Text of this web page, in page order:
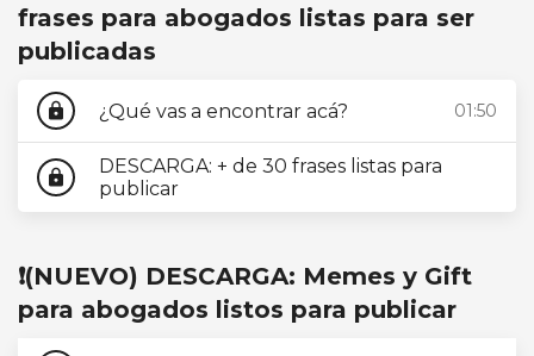
frases para abogados listas para ser
publicadas
lock ¿Qué vas a encontrar acá? 01:50
lock
DESCARGA: + de 30 frases listas para
publicar
❗(NUEVO) DESCARGA: Memes y Gift
para abogados listos para publicar